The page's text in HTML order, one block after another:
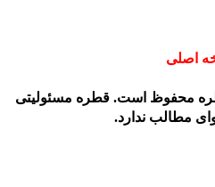
است. قطره مسئولیتی
مطالب ندارد.